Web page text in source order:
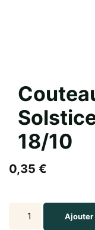
18/10
0,35 €
Couteau
Ajouter